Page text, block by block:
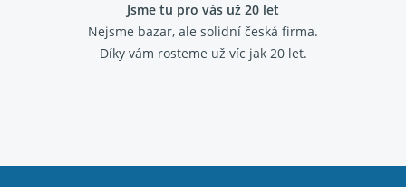
Jsme tu pro vás už 20 let
Nejsme bazar, ale solidní česká firma.
Díky vám rosteme už víc jak 20 let.